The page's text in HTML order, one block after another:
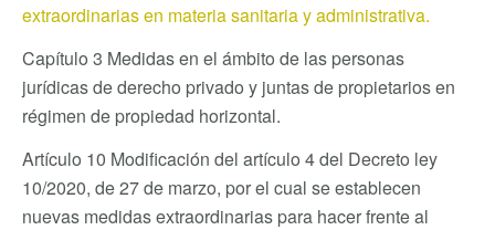
extraordinarias en materia sanitaria y administrativa.
Capítulo 3 Medidas en el ámbito de las personas
jurídicas de derecho privado y juntas de propietarios en
régimen de propiedad horizontal.
Artículo 10 Modificación del artículo 4 del Decreto ley
10/2020, de 27 de marzo, por el cual se establecen
nuevas medidas extraordinarias para hacer frente al